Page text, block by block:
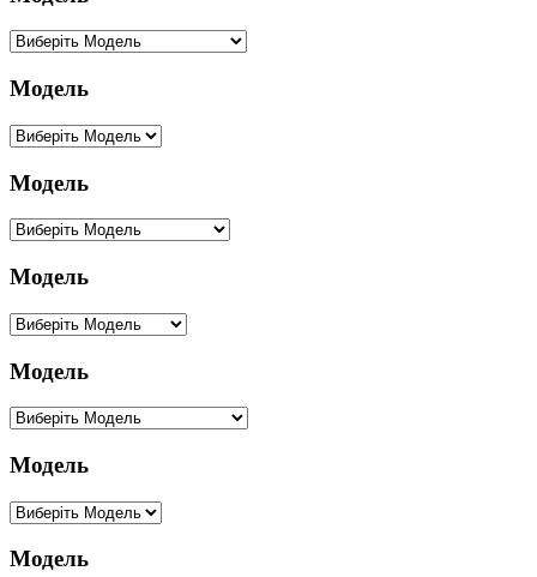
Модель
Модель
Модель
Модель
Модель
Модель